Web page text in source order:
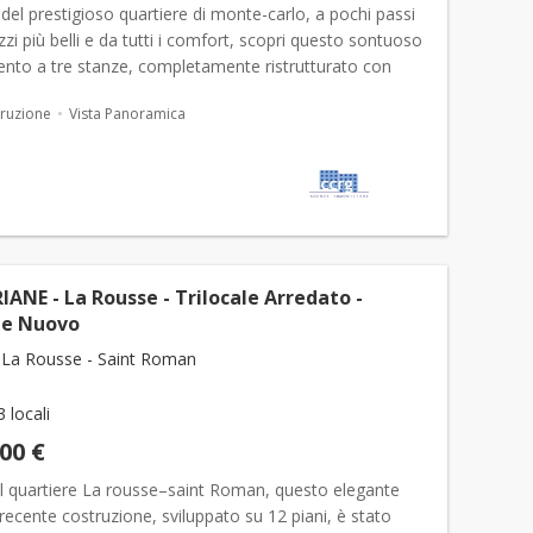
prestigioso quartiere di monte-carlo, a pochi passi
più belli e da tutti i comfort, scopri questo sontuoso
a tre stanze, completamente ristrutturato con
Vista Panoramica
- La Rousse - Trilocale Arredato -
Nuovo
Rousse - Saint Roman
locali
€
quartiere La rousse–saint Roman, questo elegante
costruzione, sviluppato su 12 piani, è stato